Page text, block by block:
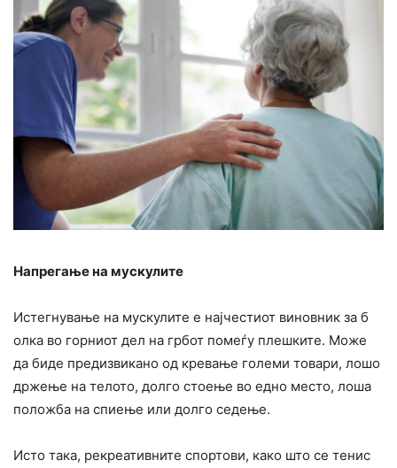
Напрегање на мускулите
Истегнување на мускулите е најчестиот виновник за б
олка во горниот дел на грбот помеѓу плешките. Може
да биде предизвикано од кревање големи товари, лошо
држење на телото, долго стоење во едно место, лоша
положба на спиење или долго седење.
Исто така, рекреативните спортови, како што се тенис